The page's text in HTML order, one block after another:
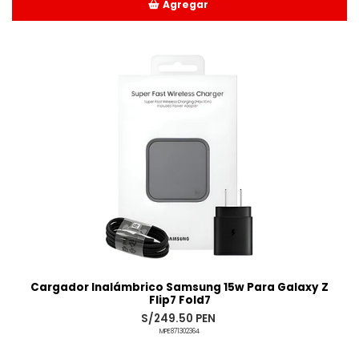
Agregar
Cargador Inalámbrico Samsung 15w Para Galaxy Z
Flip7 Fold7
S/249.50 PEN
MPE871302364